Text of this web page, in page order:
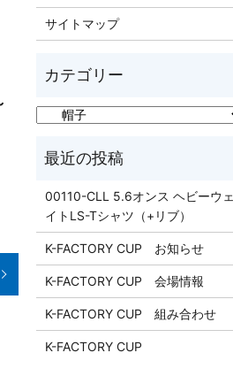
サイトマップ
00110-CLL 5.6オンス ヘビーウェ
イトLS-Tシャツ（+リブ）
K-FACTORY CUP お知らせ
K-FACTORY CUP 会場情報
K-FACTORY CUP 組み合わせ
K-FACTORY CUP